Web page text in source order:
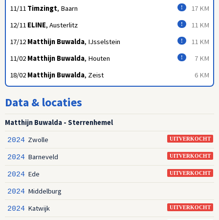
17 KM
!
11/11 Timzingt, Baarn
11 KM
!
12/11 ELINE, Austerlitz
11 KM
!
17/12 Matthijn Buwalda, IJsselstein
7 KM
!
11/02 Matthijn Buwalda, Houten
6 KM
18/02 Matthijn Buwalda, Zeist
Data & locaties
Matthijn Buwalda - Sterrenhemel
UITVERKOCHT
2024 Zwolle
UITVERKOCHT
2024 Barneveld
UITVERKOCHT
2024 Ede
2024 Middelburg
UITVERKOCHT
2024 Katwijk